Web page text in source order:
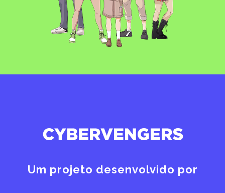
Um projeto desenvolvido por